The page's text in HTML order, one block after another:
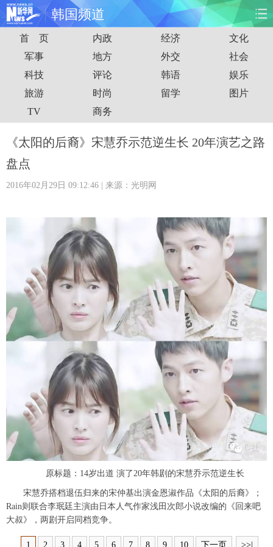
韩国频道
首页 时政 国际 财经
娱乐 体育 人事 教育
时尚 思客
港澳 台湾 华人 汽车
科技
健康 信息化
公益 军事 无人机
富媒体 摄影 新华广播
新华电视中文 新华电视英文 返回PC
首 页 内政 经济
文化
军事
地方 外交
社会
科技
评论 韩语
娱乐
旅游
时尚 留学
图片
TV
商务
《太阳的后裔》宋慧乔示范逆生长 20年演艺之路
盘点
2016年02月29日 09:12:46 | 来源：光明网
原标题：14岁出道 演了20年韩剧的宋慧乔示范逆生长
宋慧乔搭档退伍归来的宋仲基出演金恩淑作品《太阳的后裔》；
Rain则联合李珉廷主演由日本人气作家浅田次郎小说改编的《回来吧
大叔》，两剧开启同档竞争。
1 2 3 4 5 6 7 8 9 10 下一页 >>|